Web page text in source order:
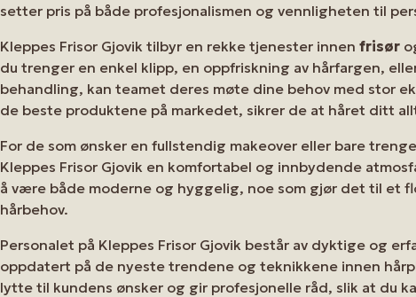
setter pris på både profesjonalismen og vennligheten til
Kleppes Frisor Gjovik tilbyr en rekke tjenester innenfrisør
du trenger en enkel klipp, en oppfriskning av hårfargen,
behandling, kan teamet deres møte dine behov med stor
de beste produktene på markedet, sikrer de at håret ditt
For de som ønsker en fullstendig makeover eller bare
Kleppes Frisor Gjovik en komfortabel og innbydende
å være både moderne og hyggelig, noe som gjør det til et
hårbehov.
Personalet på Kleppes Frisor Gjovik består av dyktige og
oppdatert på de nyeste trendene og teknikkene innen
lytte til kundens ønsker og gir profesjonelle råd, slik at du